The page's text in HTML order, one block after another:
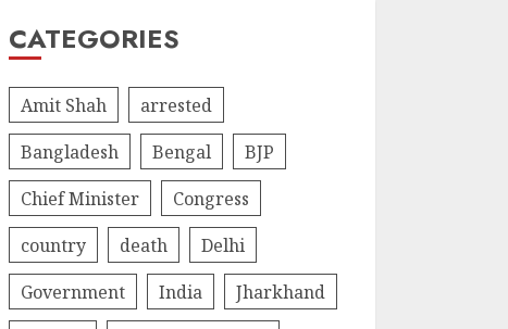
CATEGORIES
Amit Shah
arrested
Bangladesh
Bengal
BJP
Chief Minister
Congress
country
death
Delhi
Government
India
Jharkhand